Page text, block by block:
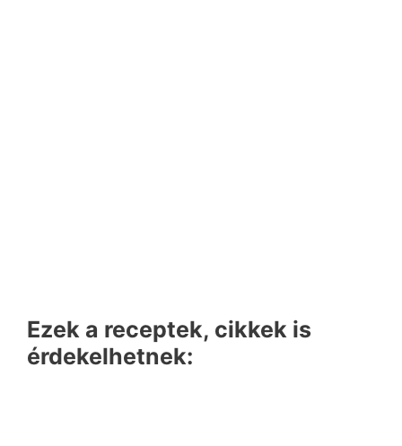
Ezek a receptek, cikkek is
érdekelhetnek: